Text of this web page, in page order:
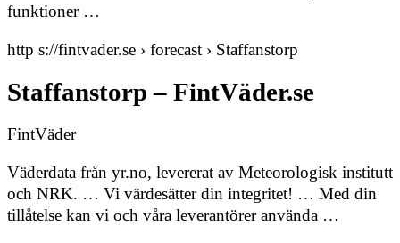
funktioner …
http s://fintvader.se › forecast › Staffanstorp
Staffanstorp – FintVäder.se
FintVäder
Väderdata från yr.no, levererat av Meteorologisk institutt
och NRK. … Vi värdesätter din integritet! … Med din
tillåtelse kan vi och våra leverantörer använda …